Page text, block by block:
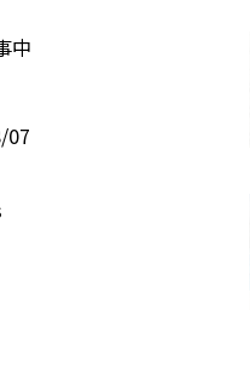
中
07